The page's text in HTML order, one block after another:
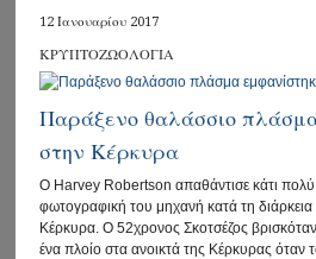
12 Ιανουαρίου 2017
ΚΡΥΠΤΟΖΩΟΛΟΓΙΑ
Παράξενο θαλάσσιο
στην Κέρκυρα
Ο Harvey Robertson απαθάντισε κάτι πολύ
φωτογραφική του μηχανή κατά τη
Κέρκυρα. Ο 52χρονος Σκοτσέζος βρισκόταν
ένα πλοίο στα ανοικτά της Κέρκυρας όταν